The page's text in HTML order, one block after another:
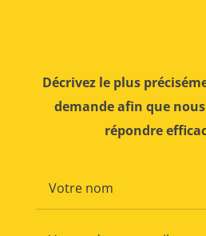
Décrivez le plus
demande afin que
répondre